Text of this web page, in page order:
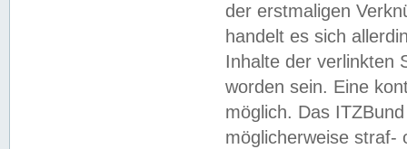
der erstmaligen
handelt es sich
Inhalte der verlinkten
worden sein. Eine
möglich. Das
möglicherweise straf-